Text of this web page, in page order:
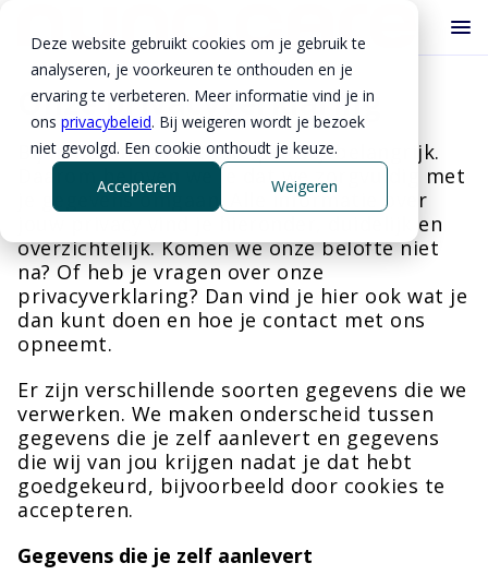
Deze website gebruikt cookies om je gebruik te
analyseren, je voorkeuren te onthouden en je
ervaring te verbeteren. Meer informatie vind je in
ons privacybeleid. Bij weigeren wordt je bezoek
niet gevolgd. Een cookie onthoudt je keuze.
Accepteren
Weigeren
Onze privacyverklaring
Bij nuno.care vinden we privacy belangrijk.
Daarom beloven we je dat we zorgvuldig met
je gegevens omgaan. Alle informatie over
jouw privacy vind je hieronder, duidelijk en
overzichtelijk. Komen we onze belofte niet
na? Of heb je vragen over onze
privacyverklaring? Dan vind je hier ook wat je
dan kunt doen en hoe je contact met ons
opneemt.
Er zijn verschillende soorten gegevens die we
verwerken. We maken onderscheid tussen
gegevens die je zelf aanlevert en gegevens
die wij van jou krijgen nadat je dat hebt
goedgekeurd, bijvoorbeeld door cookies te
accepteren.
Gegevens die je zelf aanlevert